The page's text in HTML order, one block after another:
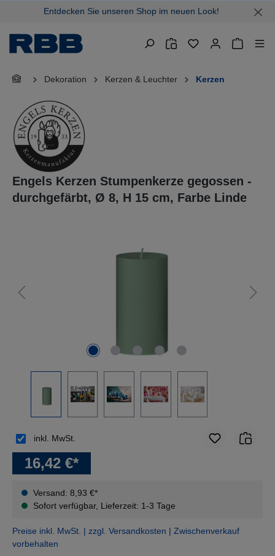
springenEntdecken Sie unseren Shop im neuen Look!
Dekoration Kerzen & Leuchter Kerzen
Engels Kerzen Stumpenkerze gegossen -
durchgefärbt, Ø 8, H 15 cm, Farbe Linde
16,42 €*
Versand: 8,93 €*
Sofort verfügbar, Lieferzeit: 1-3 Tage
inkl. MwSt.
Preise inkl. MwSt. | zzgl. Versandkosten | Zwischenverkauf
vorbehalten